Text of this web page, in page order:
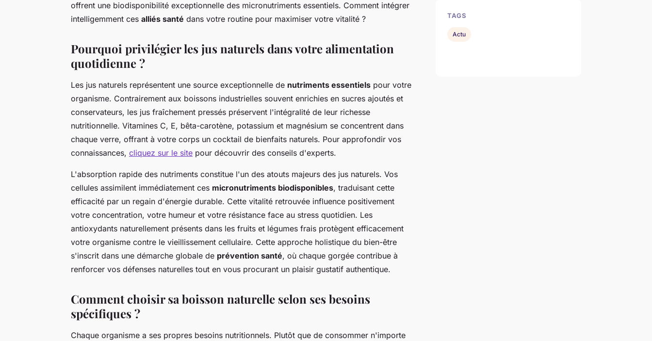
offrent une biodisponibilité exceptionnelle des micronutriments essentiels. Comment intégrer
intelligemment ces alliés santé dans votre routine pour maximiser votre vitalité ?
Pourquoi privilégier les jus naturels dans votre alimentation
quotidienne ?
Les jus naturels représentent une source exceptionnelle de nutriments essentiels pour votre
organisme. Contrairement aux boissons industrielles souvent enrichies en sucres ajoutés et
conservateurs, les jus fraîchement pressés préservent l'intégralité de leur richesse
nutritionnelle. Vitamines C, E, bêta-carotène, potassium et magnésium se concentrent dans
chaque verre, offrant à votre corps un cocktail de bienfaits naturels. Pour approfondir vos
connaissances, cliquez sur le site pour découvrir des conseils d'experts.
L'absorption rapide des nutriments constitue l'un des atouts majeurs des jus naturels. Vos
cellules assimilent immédiatement ces micronutriments biodisponibles, traduisant cette
efficacité par un regain d'énergie durable. Cette vitalité retrouvée influence positivement
votre concentration, votre humeur et votre résistance face au stress quotidien. Les
antioxydants naturellement présents dans les fruits et légumes frais protègent efficacement
votre organisme contre le vieillissement cellulaire. Cette approche holistique du bien-être
s'inscrit dans une démarche globale de prévention santé, où chaque gorgée contribue à
renforcer vos défenses naturelles tout en vous procurant un plaisir gustatif authentique.
Comment choisir sa boisson naturelle selon ses besoins
spécifiques ?
Chaque organisme a ses propres besoins nutritionnels. Plutôt que de consommer n'importe
TAGS
Actu